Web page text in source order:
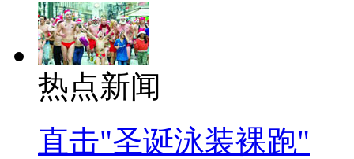
热点新闻
直击"圣诞泳装裸跑"